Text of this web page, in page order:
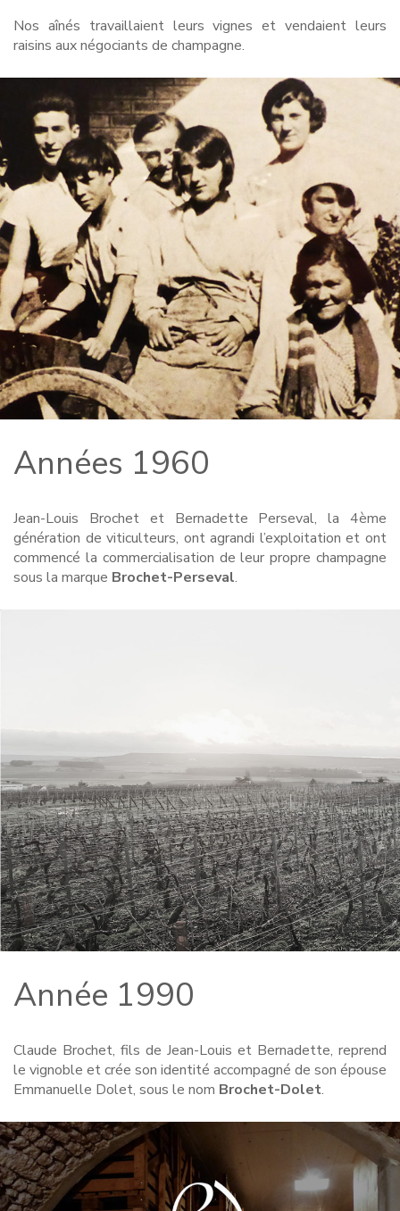
Nos aînés travaillaient leurs vignes et vendaient leurs
raisins aux négociants de champagne.
Années 1960
Jean-Louis Brochet et Bernadette Perseval, la 4ème
génération de viticulteurs, ont agrandi l’exploitation et ont
commencé la commercialisation de leur propre champagne
sous la marque Brochet-Perseval.
Année 1990
Claude Brochet, fils de Jean-Louis et Bernadette, reprend
le vignoble et crée son identité accompagné de son épouse
Emmanuelle Dolet, sous le nom Brochet-Dolet.